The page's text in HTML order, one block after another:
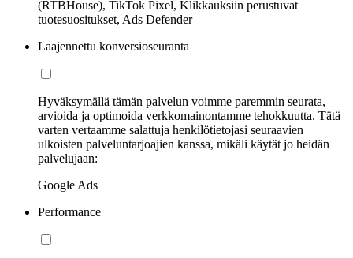
(RTBHouse), TikTok Pixel, Klikkauksiin perustuvat
tuotesuositukset, Ads Defender
Laajennettu konversioseuranta
Hyväksymällä tämän palvelun voimme paremmin seurata,
arvioida ja optimoida verkkomainontamme tehokkuutta. Tätä
varten vertaamme salattuja henkilötietojasi seuraavien
ulkoisten palveluntarjoajien kanssa, mikäli käytät jo heidän
palvelujaan:
Google Ads
Performance